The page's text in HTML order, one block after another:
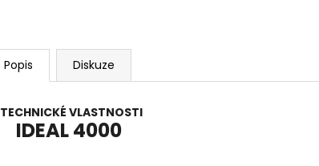
Popis Diskuze
TECHNICKÉ VLASTNOSTI
IDEAL 4000